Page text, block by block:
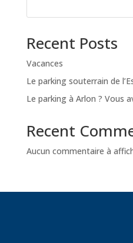
Recent Posts
Vacances
Le parking souterrain de
Le parking à Arlon ? Vous
Recent
Aucun commentaire à